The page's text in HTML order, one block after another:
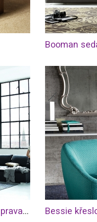
Booman
Mezzo rohová sedací souprava s lenoškou černá kůže Bessie